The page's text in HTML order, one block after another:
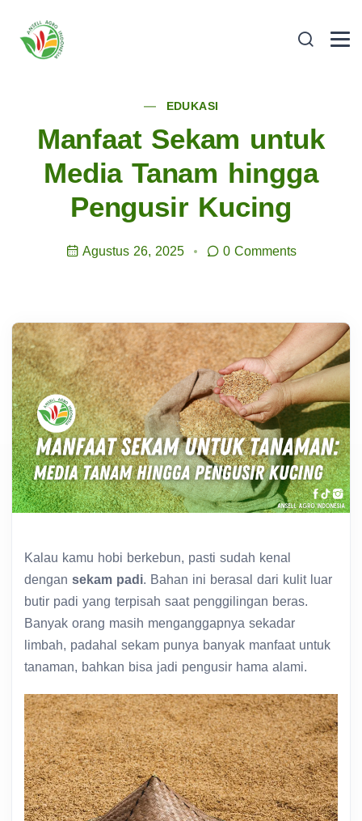
EDUKASI
Manfaat Sekam untuk
Media Tanam hingga
Pengusir Kucing
Agustus 26, 2025 0 Comments
Kalau kamu hobi berkebun, pasti sudah kenal
dengan sekam padi. Bahan ini berasal dari kulit luar
butir padi yang terpisah saat penggilingan beras.
Banyak orang masih menganggapnya sekadar
limbah, padahal sekam punya banyak manfaat untuk
tanaman, bahkan bisa jadi pengusir hama alami.